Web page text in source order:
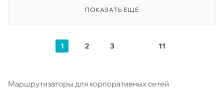
ПОКАЗАТЬ ЕЩЕ
1 2 3 11
Маршрутизаторы для корпоративных сетей